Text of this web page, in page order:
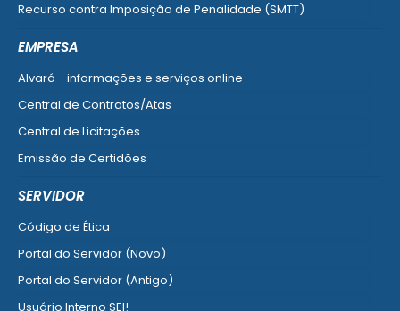
Recurso contra Imposição de Penalidade (SMTT)
EMPRESA
Alvará - informações e serviços online
Central de Contratos/Atas
Central de Licitações
Emissão de Certidões
SERVIDOR
Código de Ética
Portal do Servidor (Novo)
Portal do Servidor (Antigo)
Usuário Interno SEI!